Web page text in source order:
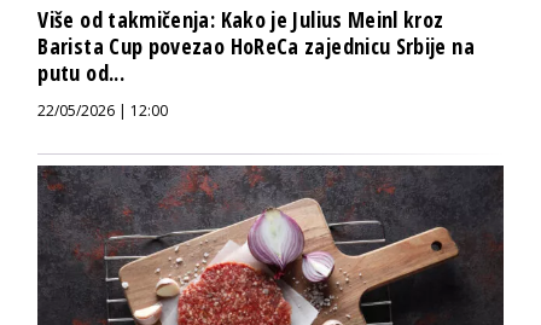
Više od takmičenja: Kako je Julius Meinl kroz
Barista Cup povezao HoReCa zajednicu Srbije na
putu od...
22/05/2026 | 12:00